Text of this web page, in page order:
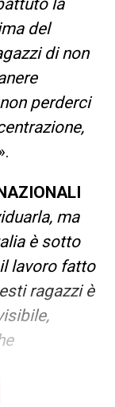
la
del
di non
perderci
ma
è sotto
lavoro fatto
ragazzi è